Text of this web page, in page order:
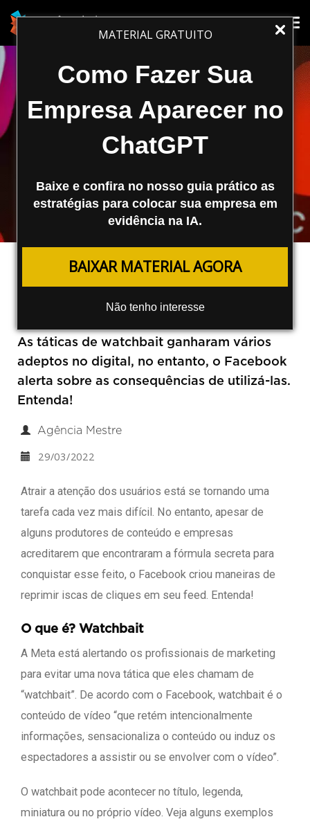
MATERIAL GRATUITO
Como Fazer Sua
Empresa Aparecer no
ChatGPT
Baixe e confira no nosso guia prático as
estratégias para colocar sua empresa em
evidência na IA.
BAIXAR MATERIAL AGORA
Não tenho interesse
Facebook Alerta Anunciantes Para
Evitarem Táticas De Watchbait
As táticas de watchbait ganharam vários
adeptos no digital, no entanto, o Facebook
alerta sobre as consequências de utilizá-las.
Entenda!
Agência Mestre
29/03/2022
Atrair a atenção dos usuários está se tornando uma
tarefa cada vez mais difícil. No entanto, apesar de
alguns produtores de conteúdo e empresas
acreditarem que encontraram a fórmula secreta para
conquistar esse feito, o Facebook criou maneiras de
reprimir iscas de cliques em seu feed. Entenda!
O que é? Watchbait
A Meta está alertando os profissionais de marketing
para evitar uma nova tática que eles chamam de
“watchbait”. De acordo com o Facebook, watchbait é o
conteúdo de vídeo “que retém intencionalmente
informações, sensacionaliza o conteúdo ou induz os
espectadores a assistir ou se envolver com o vídeo”.
O watchbait pode acontecer no título, legenda,
miniatura ou no próprio vídeo. Veja alguns exemplos